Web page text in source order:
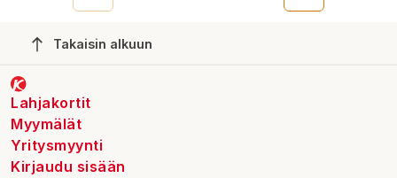
Takaisin alkuun
Lahjakortit
Myymälät
Yritysmyynti
Kirjaudu sisään